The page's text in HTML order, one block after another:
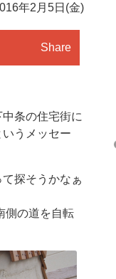
年2月5日(金)
Share
条の住宅街に
うメッセー
探そうかなぁ
側の道を自転